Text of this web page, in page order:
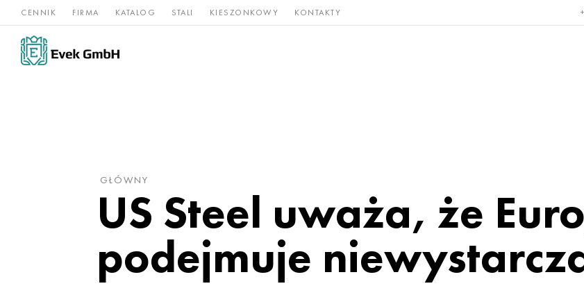
CENNIK FIRMA KATALOG STALI KIESZONKOWY KONTAKTY
Stopy
niklu
Stal Rzadkie i Brąz, miedź,
GŁÓWNY
US Steel uważa, że
podejmuje